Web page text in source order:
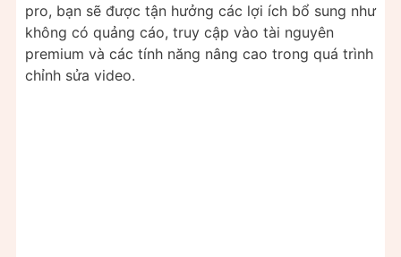
pro, bạn sẽ được tận hưởng các lợi ích bổ sung như
không có quảng cáo, truy cập vào tài nguyên
premium và các tính năng nâng cao trong quá trình
chỉnh sửa video.